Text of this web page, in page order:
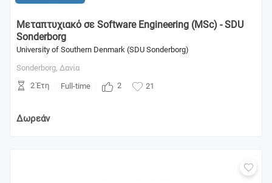
Μεταπτυχιακό σε Software Engineering (MSc) - SDU
Sonderborg
University of Southern Denmark (SDU Sonderborg)
Sonderborg, Δανία
2 Έτη
Full-time 2 21
Δωρεάν